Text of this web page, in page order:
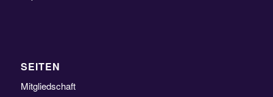
SEITEN
Mitgliedschaft